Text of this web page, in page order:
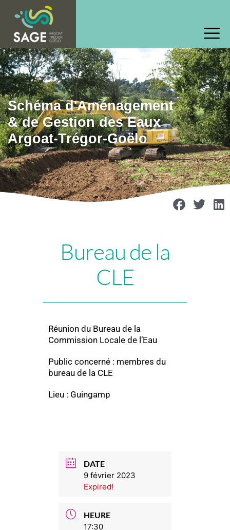
Schéma d'Aménagement
& de Gestion des Eaux
Argoat-Trégor-Goëlo
Bureau de la
CLE
Réunion du Bureau de la
Commission Locale de l’Eau
Public concerné : membres du
bureau de la CLE
Lieu : Guingamp
DATE
9 février 2023
Expired!
HEURE
17:30